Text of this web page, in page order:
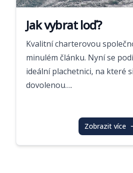
Jak vybrat loď?
Kvalitní charterovou
minulém článku. Nyní se
ideální plachetnici, na které
dovolenou….
Zobrazit více